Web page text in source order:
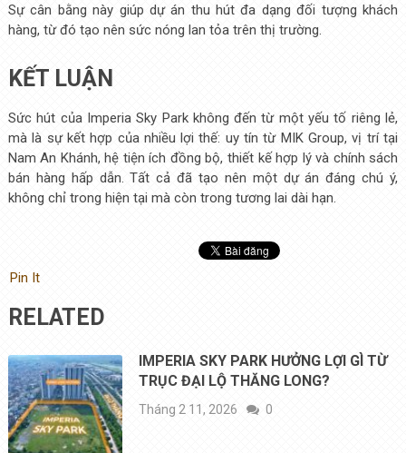
Sự cân bằng này giúp dự án thu hút đa dạng đối tượng khách
hàng, từ đó tạo nên sức nóng lan tỏa trên thị trường.
KẾT LUẬN
Sức hút của Imperia Sky Park không đến từ một yếu tố riêng lẻ,
mà là sự kết hợp của nhiều lợi thế: uy tín từ MIK Group, vị trí tại
Nam An Khánh, hệ tiện ích đồng bộ, thiết kế hợp lý và chính sách
bán hàng hấp dẫn. Tất cả đã tạo nên một dự án đáng chú ý,
không chỉ trong hiện tại mà còn trong tương lai dài hạn.
Pin It
RELATED
IMPERIA SKY PARK HƯỞNG LỢI GÌ TỪ
TRỤC ĐẠI LỘ THĂNG LONG?
Tháng 2 11, 2026 0